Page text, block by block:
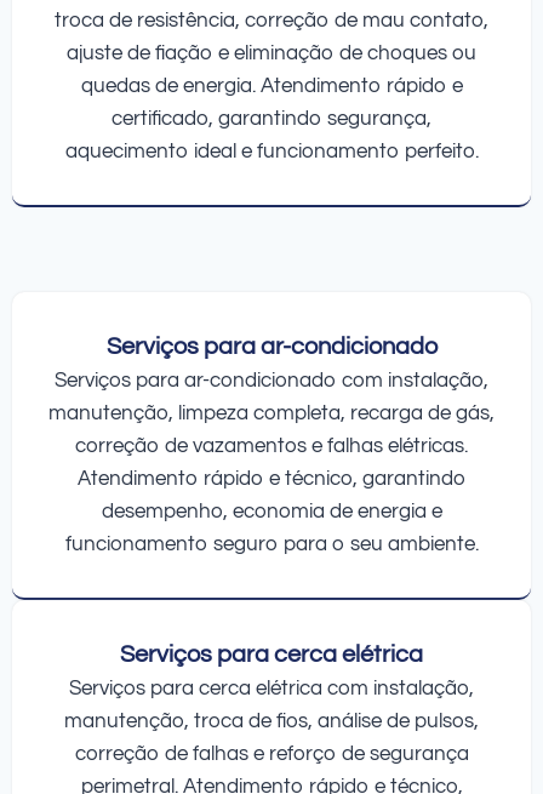
troca de resistência, correção de mau contato,
ajuste de fiação e eliminação de choques ou
quedas de energia. Atendimento rápido e
certificado, garantindo segurança,
aquecimento ideal e funcionamento perfeito.
Serviços para ar-condicionado
Serviços para ar-condicionado com instalação,
manutenção, limpeza completa, recarga de gás,
correção de vazamentos e falhas elétricas.
Atendimento rápido e técnico, garantindo
desempenho, economia de energia e
funcionamento seguro para o seu ambiente.
Serviços para cerca elétrica
Serviços para cerca elétrica com instalação,
manutenção, troca de fios, análise de pulsos,
correção de falhas e reforço de segurança
perimetral. Atendimento rápido e técnico,